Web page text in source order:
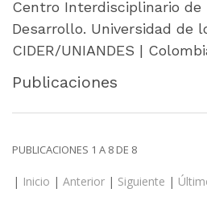
Centro Interdisciplinario de
Desarrollo. Universidad de
CIDER/UNIANDES |
Publicaciones
PUBLICACIONES 1 A 8 DE 8
| Inicio | Anterior | Siguiente |